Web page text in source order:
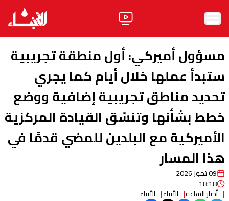
الرئيسية
الأخبار
آراء
فيديو
مواقف
وليد جنبلاطالحزب
ابحث
مسؤول أميركي: أول منطقة تجريبية
ستبدأ عملها خلال أيام كما يجري
تحديد مناطق تجريبية إضافية ووضع
خطط بشأنها وتنسّق القيادة المركزية
الأميركية مع البلدين للمضي قدمًا في
هذا المسار
09 تموز 2026
18:18
أخبار الساعة الأنباء الأنباء